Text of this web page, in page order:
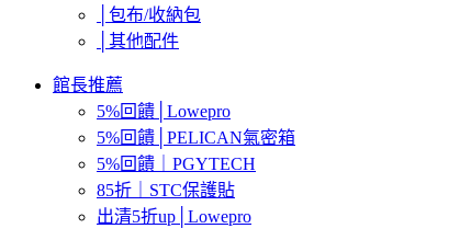
│包布/收納包
│其他配件
館長推薦
5%回饋│Lowepro
5%回饋│PELICAN氣密箱
5%回饋｜PGYTECH
85折｜STC保護貼
出清5折up│Lowepro